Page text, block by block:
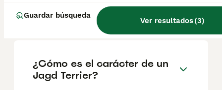
Guardar búsqueda
Ver resultados(3)
Preguntas frecuentes
¿Cómo es el carácter de un
Jagd Terrier?